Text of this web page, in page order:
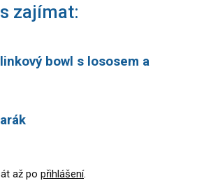
zajímat:
bowl s lososem a
až po přihlášení.